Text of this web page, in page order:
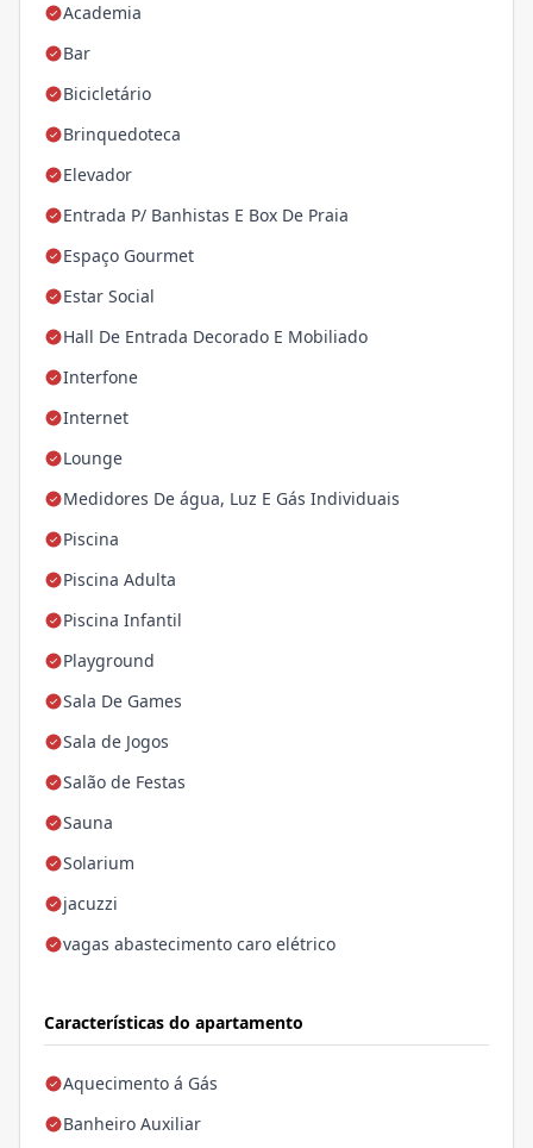
Academia
Bar
Bicicletário
Brinquedoteca
Elevador
Entrada P/ Banhistas E Box De Praia
Espaço Gourmet
Estar Social
Hall De Entrada Decorado E Mobiliado
Interfone
Internet
Lounge
Medidores De água, Luz E Gás Individuais
Piscina
Piscina Adulta
Piscina Infantil
Playground
Sala De Games
Sala de Jogos
Salão de Festas
Sauna
Solarium
jacuzzi
vagas abastecimento caro elétrico
Características do apartamento
Aquecimento á Gás
Banheiro Auxiliar